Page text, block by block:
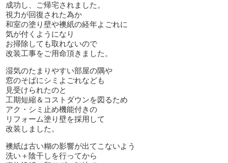
成功し、ご帰宅されました。
視力が回復された為か
和室の塗り壁や襖紙の経年よごれに
気が付くようになり
お掃除しても取れないので
改装工事をご用命頂きました。
湿気のたまりやすい部屋の隅や
窓のそばにシミよごれなども
見受けられたのと
工期短縮＆コストダウンを図るため
アク・シミ止め機能付きの
リフォーム塗り壁を採用して
改装しました。
襖紙は古い糊の影響が出てこないよう
洗い＋陰干しを行ってから